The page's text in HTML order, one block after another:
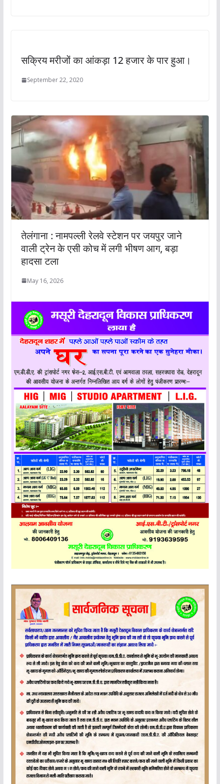
सक्रिय मरीजों का आंकड़ा 12 हजार के पार हुआ।
September 22, 2020
तेलंगाना : नामपल्ली रेलवे स्टेशन पर जयपुर जाने
वाली ट्रेन के एसी कोच में लगी भीषण आग, बड़ा
हादसा टला
May 16, 2026